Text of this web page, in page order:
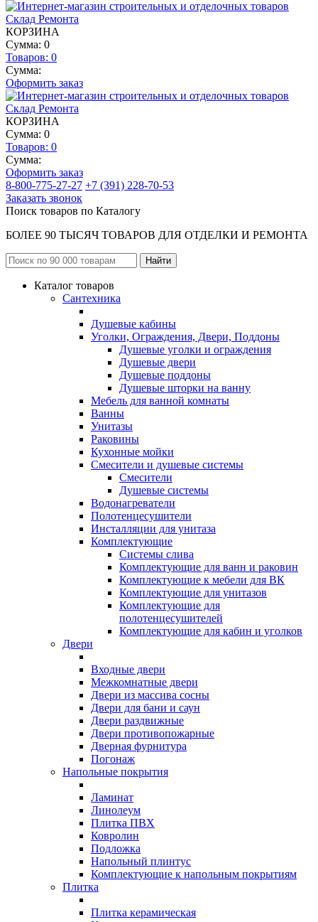
КОРЗИНА
Сумма: 0
Товаров: 0
Сумма:
Оформить заказ
КОРЗИНА
Сумма: 0
Товаров: 0
Сумма:
Оформить заказ
8-800-775-27-27 +7 (391) 228-70-53
Заказать звонок
Поиск товаров по Каталогу
БОЛЕЕ 90 ТЫСЯЧ ТОВАРОВ ДЛЯ ОТДЕЛКИ И РЕМОНТА
Каталог товаров
Сантехника
Душевые кабины
Уголки, Ограждения, Двери, Поддоны
Душевые уголки и ограждения
Душевые двери
Душевые поддоны
Душевые шторки на ванну
Мебель для ванной комнаты
Ванны
Унитазы
Раковины
Кухонные мойки
Смесители и душевые системы
Смесители
Душевые системы
Водонагреватели
Полотенцесушители
Инсталляции для унитаза
Комплектующие
Системы слива
Комплектующие для ванн и раковин
Комплектующие к мебели для ВК
Комплектующие для унитазов
Комплектующие для
полотенцесушителей
Комплектующие для кабин и уголков
Двери
Входные двери
Межкомнатные двери
Двери из массива сосны
Двери для бани и саун
Двери раздвижные
Двери противопожарные
Дверная фурнитура
Погонаж
Напольные покрытия
Ламинат
Линолеум
Плитка ПВХ
Ковролин
Подложка
Напольный плинтус
Комплектующие к напольным покрытиям
Плитка
Плитка керамическая